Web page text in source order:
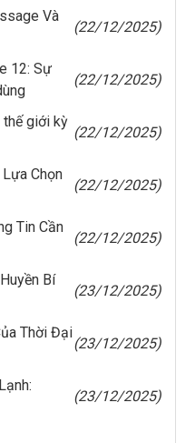
Và
(22/12/2025)
12: Sự
(22/12/2025)
thế giới kỳ
(22/12/2025)
Chọn
(22/12/2025)
Tin Cần
(22/12/2025)
Bí
(23/12/2025)
Thời Đại
(23/12/2025)
(23/12/2025)